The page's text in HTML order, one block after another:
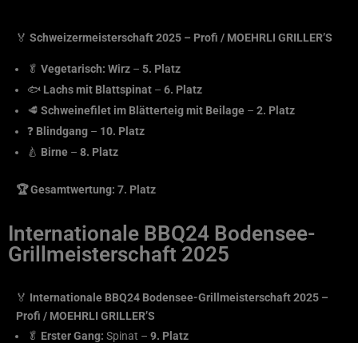
🏅 Schweizermeisterschaft 2025 – Profi / MOEHRLI GRILLER’S
🥬 Vegetarisch: Wirz – 5. Platz
🐟 Lachs mit Blattspinat – 6. Platz
🥩 Schweinefilet im Blätterteig mit Beilage – 2. Platz
❓ Blindgang – 10. Platz
🍐 Birne – 8. Platz
🏆 Gesamtwertung: 7. Platz
Internationale BBQ24 Bodensee-
Grillmeisterschaft 2025
🏅 Internationale BBQ24 Bodensee-Grillmeisterschaft 2025 –
Profi / MOEHRLI GRILLER’S
🥬 Erster Gang: Spinat – 9. Platz